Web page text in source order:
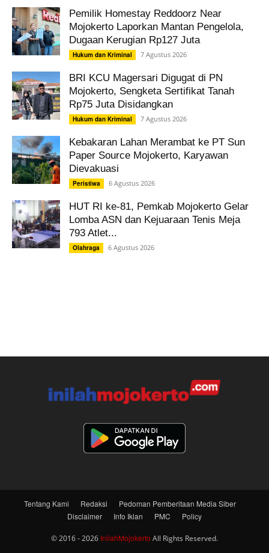
Pemilik Homestay Reddoorz Near
Mojokerto Laporkan Mantan Pengelola,
Dugaan Kerugian Rp127 Juta
Hukum dan Kriminal 7 Agustus 2026
BRI KCU Magersari Digugat di PN
Mojokerto, Sengketa Sertifikat Tanah
Rp75 Juta Disidangkan
Hukum dan Kriminal 7 Agustus 2026
Kebakaran Lahan Merambat ke PT Sun
Paper Source Mojokerto, Karyawan
Dievakuasi
Peristiwa 6 Agustus 2026
HUT RI ke-81, Pemkab Mojokerto Gelar
Lomba ASN dan Kejuaraan Tenis Meja
793 Atlet...
Olahraga 6 Agustus 2026
Tentang Kami Redaksi
Pedoman Pemberitaan Media Siber
Disclaimer
Info Iklan PMC Policy
© 2016 - 2026 InilahMojokerto All Rights Reserved.